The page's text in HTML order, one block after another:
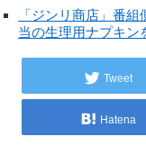
「ジンリ商店」番
当の生理用ナプキン
Tweet
Hatena